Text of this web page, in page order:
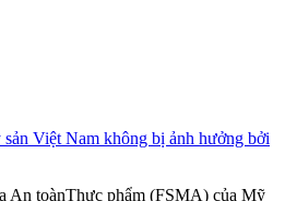
Việt Nam không bị ảnh hưởng bởi
An toànThực phẩm (FSMA) của Mỹ